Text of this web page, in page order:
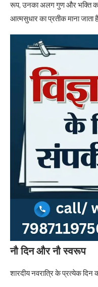
रूप, उनका अलग गुण और भक्ति का
आत्मसुधार का प्रतीक माना जाता
नौ दिन और नौ स्वरूप
शारदीय नवरात्रि के प्रत्येक दिन